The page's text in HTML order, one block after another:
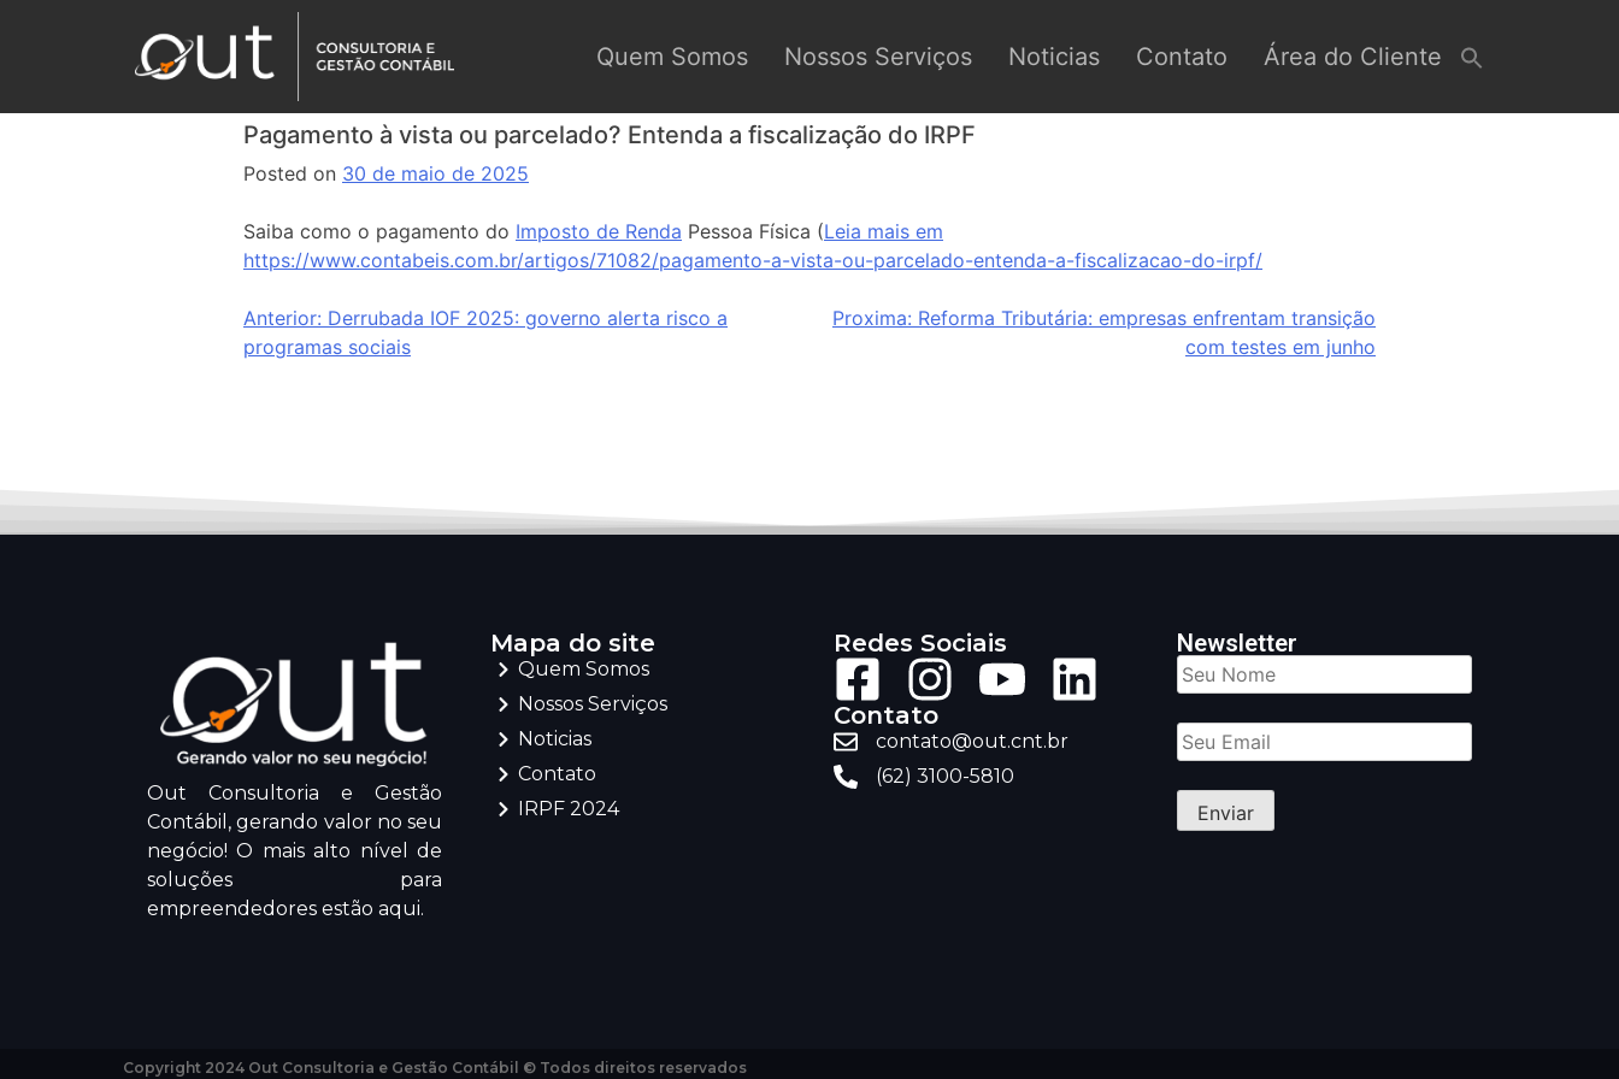
Quem Somos Nossos Serviços Noticias Contato Área do Cliente
Pagamento à vista ou parcelado? Entenda a fiscalização do IRPF
Posted on 30 de maio de 2025
Saiba como o pagamento do Imposto de Renda Pessoa Física (Leia mais em
https://www.contabeis.com.br/artigos/71082/pagamento-a-vista-ou-parcelado-entenda-a-fiscalizacao-do-irpf/
Anterior: Derrubada IOF 2025: governo alerta risco a
programas sociais
Proxima: Reforma Tributária: empresas enfrentam transição
com testes em junho
Out Consultoria e Gestão
Contábil, gerando valor no seu
negócio! O mais alto nível de
soluções para
empreendedores estão aqui.
Mapa do site
Quem Somos
Nossos Serviços
Noticias
Contato
IRPF 2024
Redes Sociais
Contato
contato@out.cnt.br
(62) 3100-5810
Newsletter
Copyright 2024 Out Consultoria e Gestão Contábil © Todos direitos reservados